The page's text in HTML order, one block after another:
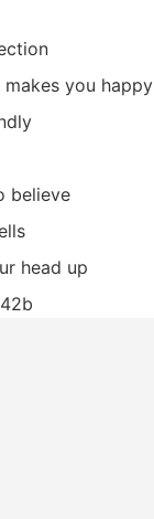
you happy
believe
head up